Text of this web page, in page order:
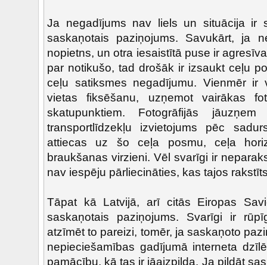
Ja negadījums nav liels un situācija ir
saskaņotais paziņojums. Savukārt, ja
nopietns, un otra iesaistītā puse ir
par notikušo, tad drošāk ir izsaukt ceļu
ceļu satiksmes negadījumu. Vienmēr ir
vietas fiksēšanu, uzņemot vairākas
skatupunktiem. Fotogrāfijās
transportlīdzekļu izvietojums pēc
attiecas uz šo ceļa posmu, ceļa
braukšanas virzieni. Vēl svarīgi ir
nav iespēju pārliecināties, kas tajos
Tāpat kā Latvijā, arī citās Eiropas
saskaņotais paziņojums. Svarīgi ir
atzīmēt to pareizi, tomēr, ja saskaņoto
nepieciešamības gadījumā interneta
pamācību, kā tas ir jāaizpilda. Ja pildāt